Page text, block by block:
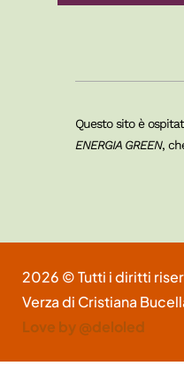
Questo sito è
ENERGIA GREEN,
2026 © Tutti i diritti
Verza di Cristiana
Love by @deloled